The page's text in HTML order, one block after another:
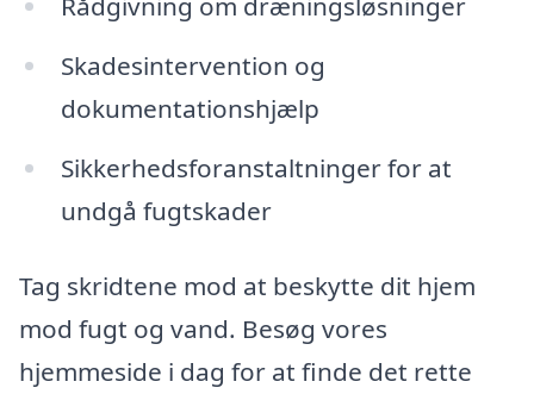
Skadesintervention og
dokumentationshjælp
Sikkerhedsforanstaltninger for at
undgå fugtskader
Tag skridtene mod at beskytte dit hjem
mod fugt og vand. Besøg vores
hjemmeside i dag for at finde det rette